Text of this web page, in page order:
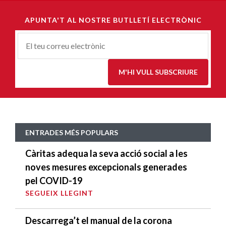
APUNTA'T AL NOSTRE BUTLLETÍ ELECTRÒNIC
Correu-
M'HI VULL SUBSCRIURE
ENTRADES MÉS POPULARS
Càritas adequa la seva acció social a les
noves mesures excepcionals generades
pel COVID-19
SEGUEIX LLEGINT
Descarrega’t el manual de la corona